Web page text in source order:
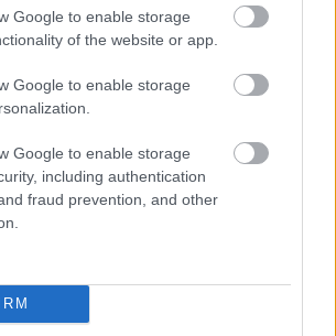
Google to enable storage
of the website or app.
Google to enable storage
Google to enable storage
including authentication
fraud prevention, and other
és Xbox is lesz a PC Gaming
ki arról, hogy milyen játékokkal
Show, sőt az Xbox sem fog